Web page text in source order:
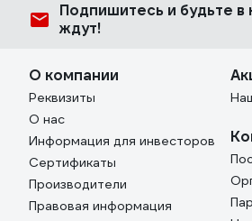
Подпишитесь и будьте
ждут!
О компании
Реквизиты
О нас
Информация для инвесторов
Сертификаты
Производители
Правовая информация